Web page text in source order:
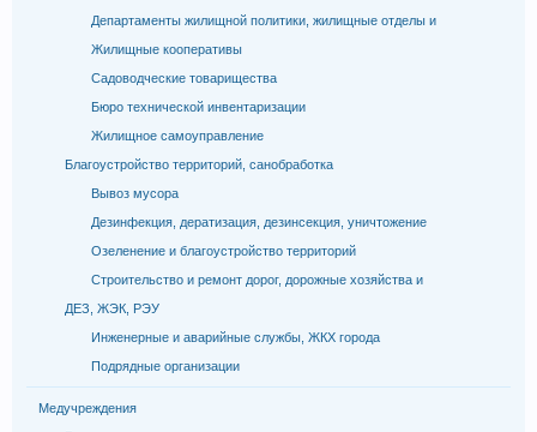
Департаменты жилищной политики, жилищные отделы и
Жилищные кооперативы
Садоводческие товарищества
Бюро технической инвентаризации
Жилищное самоуправление
Благоустройство территорий, санобработка
Вывоз мусора
Дезинфекция, дератизация, дезинсекция, уничтожение
Озеленение и благоустройство территорий
Строительство и ремонт дорог, дорожные хозяйства и
ДЕЗ, ЖЭК, РЭУ
Инженерные и аварийные службы, ЖКХ города
Подрядные организации
Медучреждения